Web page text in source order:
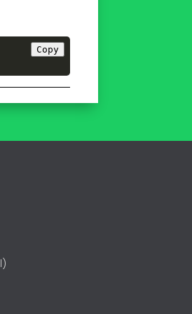
Copy